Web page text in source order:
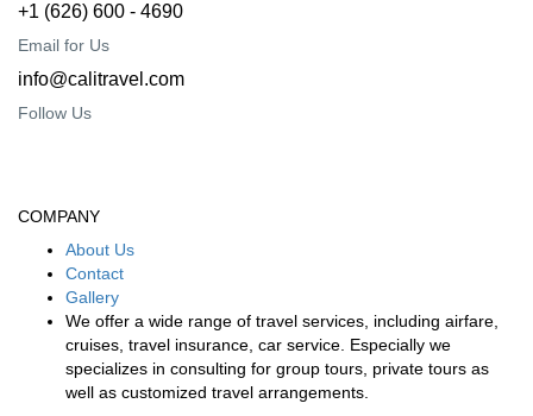
+1 (626) 600 - 4690
Email for Us
info@calitravel.com
Follow Us
COMPANY
About Us
Contact
Gallery
We offer a wide range of travel services, including airfare,
cruises, travel insurance, car service. Especially we
specializes in consulting for group tours, private tours as
well as customized travel arrangements.